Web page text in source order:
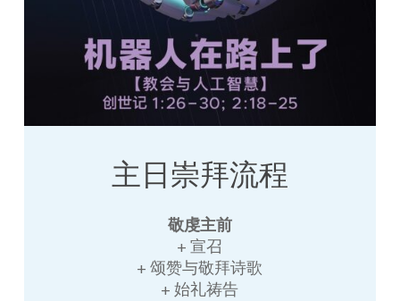
主日崇拜流程
敬虔主前
+ 宣召
+ 颂赞与敬拜诗歌
+ 始礼祷告